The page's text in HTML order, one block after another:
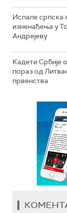
Испале српска
изненађења у
Андрејеву
Кадети Србије
пораз од
првенства